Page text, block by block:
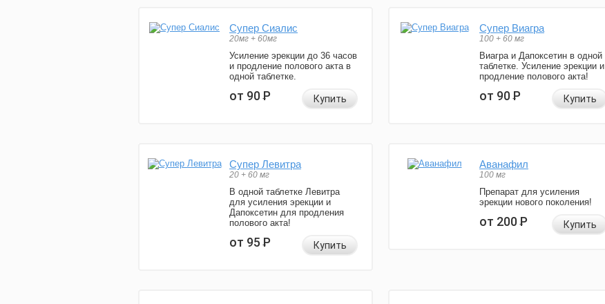
Супер Сиалис
20мг + 60мг
Усиление эрекции до 36 часов
и продление полового акта в
одной таблетке.
от 90Р Купить
Супер Виагра
100 + 60 мг
Виагра и Дапоксетин в одной
таблетке. Усиление эрекции и
продление полового акта!
от 90Р Купить
Супер Левитра
20 + 60 мг
В одной таблетке Левитра
для усиления эрекции и
Дапоксетин для продления
полового акта!
от 95Р Купить
Аванафил
100 мг
Препарат для усиления
эрекции нового поколения!
от 200Р Купить